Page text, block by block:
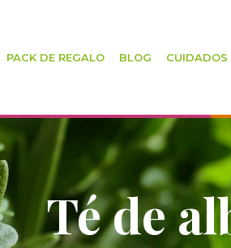
PACK DE REGALO BLOG CUIDADOS
Té de